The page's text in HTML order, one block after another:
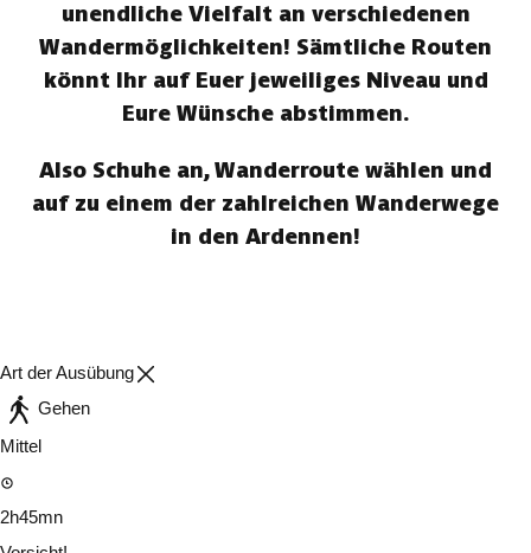
unendliche Vielfalt an verschiedenen
Wandermöglichkeiten! Sämtliche Routen
könnt Ihr auf Euer jeweiliges Niveau und
Eure Wünsche abstimmen.
Also Schuhe an, Wanderroute wählen und
auf zu einem der zahlreichen Wanderwege
in den Ardennen!
Art der Ausübung
Gehen
Mittel
2h45mn